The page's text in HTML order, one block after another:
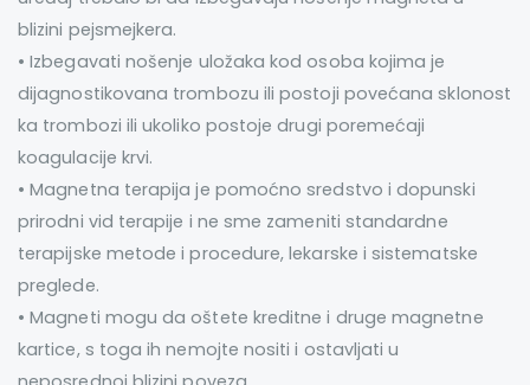
blizini pejsmejkera.
• Izbegavati nošenje uložaka kod osoba kojima je
dijagnostikovana trombozu ili postoji povećana sklonost
ka trombozi ili ukoliko postoje drugi poremećaji
koagulacije krvi.
• Magnetna terapija je pomoćno sredstvo i dopunski
prirodni vid terapije i ne sme zameniti standardne
terapijske metode i procedure, lekarske i sistematske
preglede.
• Magneti mogu da oštete kreditne i druge magnetne
kartice, s toga ih nemojte nositi i ostavljati u